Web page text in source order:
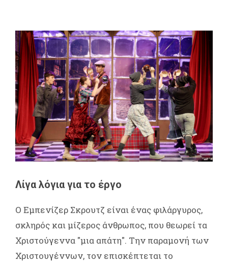
Λίγα λόγια για το έργο
Ο Εμπενίζερ Σκρουτζ είναι ένας φιλάργυρος,
σκληρός και μίζερος άνθρωπος, που θεωρεί τα
Χριστούγεννα "μια απάτη". Την παραμονή των
Χριστουγέννων, τον επισκέπτεται το